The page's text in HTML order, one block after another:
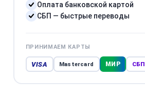
Оплата банковской картой
СБП — быстрые переводы
ПРИНИМАЕМ КАРТЫ
VISA Mastercard МИР СБП